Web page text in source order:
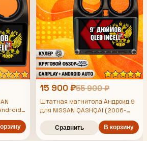
симку,
и
15 900 ₽55 900 ₽
Штатная магнитола Андроид 9
для NISSAN QASHQAI (2006-
2013), 4/64гб, DSP, 360 обзор,
беспроводной CarPlay и Android
Auto, GPS и ГЛОНАСС
Сравнить В корзину